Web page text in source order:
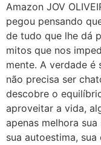
Amazon JOV
pegou pensando
de tudo que lhe dá
mitos que nos
mente. A verdade é
não precisa ser
descobre o
aproveitar a vida,
apenas melhora
sua autoestima,